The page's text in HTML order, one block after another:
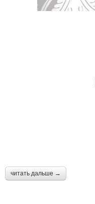
читать дальше →